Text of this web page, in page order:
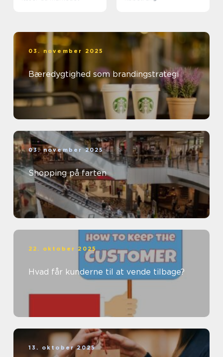
03. november 2025
Bæredygtighed som brandingstrategi
03. november 2025
Shopping på farten
22. oktober 2025
Hvad får kunderne til at vende tilbage?
13. oktober 2025